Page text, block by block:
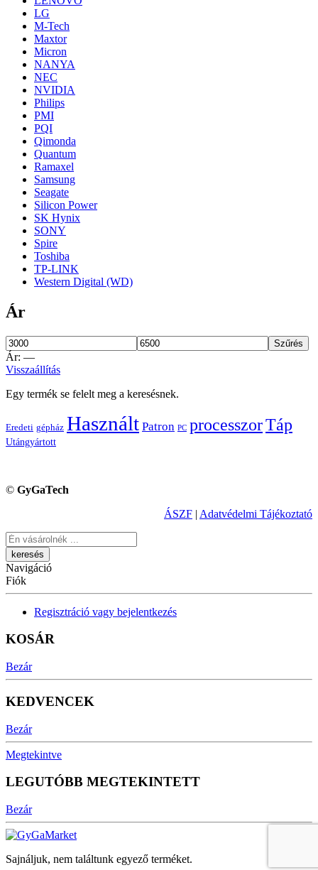
LG
M-Tech
Maxtor
Micron
NANYA
NEC
NVIDIA
Philips
PMI
PQI
Qimonda
Quantum
Ramaxel
Samsung
Seagate
Silicon Power
SK Hynix
SONY
Spire
Toshiba
TP-LINK
Western Digital (WD)
Ár
Szűrés
Ár: —
Visszaállítás
Egy termék se felelt meg a keresésnek.
Eredeti gépház Használt Patron PC processzorTáp
Utángyártott
© GyGaTech
ÁSZF | Adatvédelmi Tájékoztató
Keresés
Navigáció
Fiók
Regisztráció vagy bejelentkezés
KOSÁR
Bezár
KEDVENCEK
Bezár
Megtekintve
LEGUTÓBB MEGTEKINTETT
Bezár
Sajnáljuk, nem találtunk egyező terméket.